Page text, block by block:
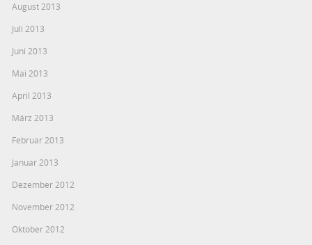
August 2013
Juli 2013
Juni 2013
Mai 2013
April 2013
März 2013
Februar 2013
Januar 2013
Dezember 2012
November 2012
Oktober 2012